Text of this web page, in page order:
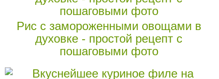
Рис с замороженными овощами в
духовке - простой рецепт с
пошаговыми фото